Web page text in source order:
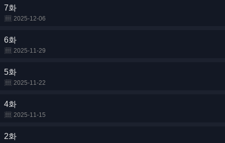
7화
2025-12-06
6화
2025-11-29
5화
2025-11-22
4화
2025-11-15
2화